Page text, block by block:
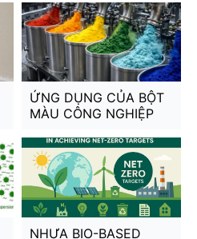
ỨNG DỤNG CỦA BỘT
MÀU CÔNG NGHIỆP
NHỰA BIO-BASED